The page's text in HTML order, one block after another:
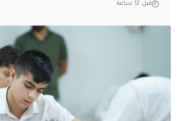
قبل 12 ساعة